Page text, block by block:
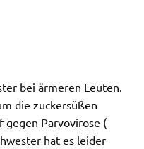
bei ärmeren Leuten.
die zuckersüßen
Parvovirose (
hat es leider